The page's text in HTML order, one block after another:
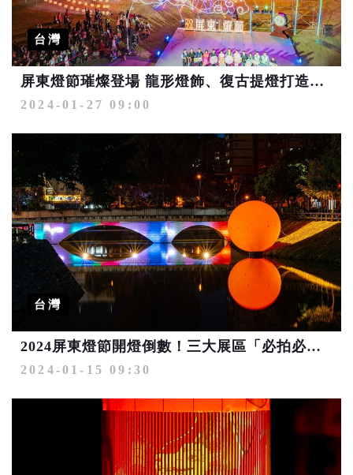
台灣
屏東燈節璀燦登場 龍形燈飾、復古提燈打造視覺饗宴
2024-01-27 09:00
台灣
2024屏東燈節開燈倒數！三大展區「必拍必打卡」
2024-01-15 09:30